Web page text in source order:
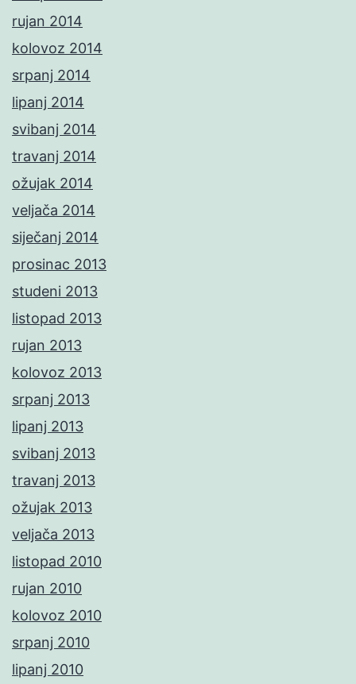
rujan 2014
kolovoz 2014
srpanj 2014
lipanj 2014
svibanj 2014
travanj 2014
ožujak 2014
veljača 2014
siječanj 2014
prosinac 2013
studeni 2013
listopad 2013
rujan 2013
kolovoz 2013
srpanj 2013
lipanj 2013
svibanj 2013
travanj 2013
ožujak 2013
veljača 2013
listopad 2010
rujan 2010
kolovoz 2010
srpanj 2010
lipanj 2010